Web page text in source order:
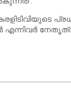
എന്നിവർ